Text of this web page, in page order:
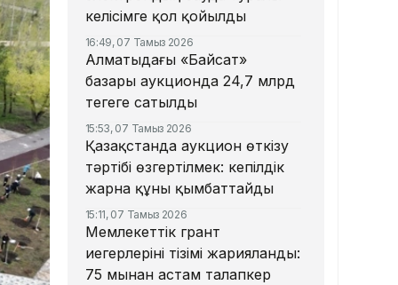
келісімге қол қойылды
16:49, 07 Тамыз 2026
Алматыдағы «Байсат»
базары аукционда 24,7 млрд
теңгеге сатылды
15:53, 07 Тамыз 2026
Қазақстанда аукцион өткізу
тәртібі өзгертілмек: кепілдік
жарна құны қымбаттайды
15:11, 07 Тамыз 2026
Мемлекеттік грант
иегерлерінің тізімі жарияланды:
75 мыңнан астам талапкер